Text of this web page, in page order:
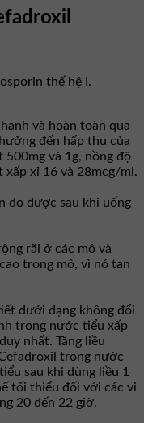
thế hệ I.
và hoàn toàn qua
đến hấp thu của
500mg và 1g, nồng độ
xỉ 16 và 28mcg/ml.
đo được sau khi uống
rãi ở các mô và
trong mô, vì nó tan
dưới dạng không đổi
trong nước tiểu xấp
nhất. Tăng liều
trong nước
sau khi dùng liều 1
tối thiểu đối với các vi
20 đến 22 giờ.